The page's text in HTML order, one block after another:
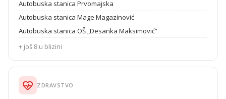
Autobuska stanica Prvomajska
Autobuska stanica Mage Magazinović
Autobuska stanica OŠ „Desanka Maksimović”
+ još 8 u blizini
ZDRAVSTVO